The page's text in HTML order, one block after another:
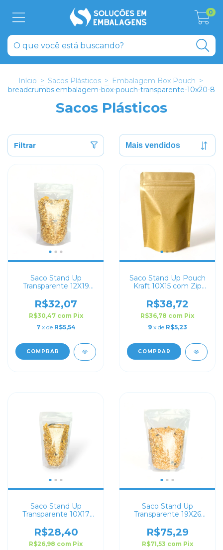
0
Início > Sacos Plásticos > Embalagem Box Pouch >
breadcrumbs.embalagem-box-pouch-transparente-10x20-8
Sacos Plásticos
Filtrar
Saco Stand Up
Transparente 12X19
R$32,07
R$30,47 com Pix
7 x de R$5,54
COMPRAR
Saco Stand Up Pouch
Kraft 10X15 com Zip
R$38,72
R$36,78 com Pix
9 x de R$5,23
COMPRAR
Saco Stand Up
Transparente 10X17
R$28,40
R$26,98 com Pix
Saco Stand Up
Transparente 19X26
R$75,29
R$71,53 com Pix